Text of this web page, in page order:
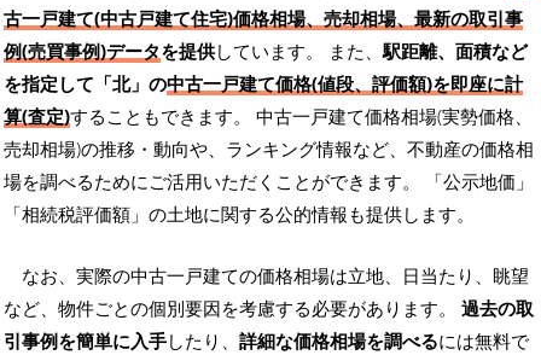
古一戸建て(中古戸建て住宅)価格相場、売却相場、最新の取引事
例(売買事例)データを提供しています。 また、駅距離、面積など
を指定して「北」の中古一戸建て価格(値段、評価額)を即座に計
算(査定)することもできます。 中古一戸建て価格相場(実勢価格、
売却相場)の推移・動向や、ランキング情報など、不動産の価格相
場を調べるためにご活用いただくことができます。
「公示地価」
「相続税評価額」の土地に関する公的情報も提供します。
なお、実際の中古一戸建ての価格相場は立地、日当たり、眺望
など、物件ごとの個別要因を考慮する必要があります。 過去の取
引事例を簡単に入手したり、 詳細な価格相場を調べるには無料で